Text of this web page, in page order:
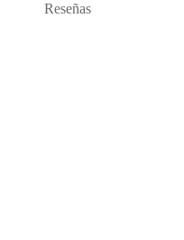
Reseñas